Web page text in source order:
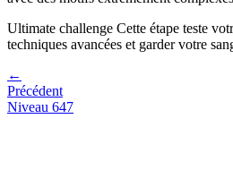
Ultimate challenge Cette étape teste
techniques avancées et garder votre
←
Précédent
Niveau 647